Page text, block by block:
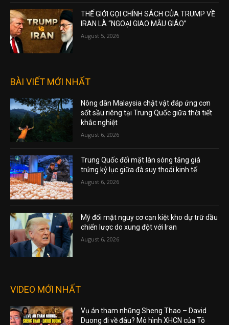
THẾ GIỚI GỌI CHÍNH SÁCH CỦA TRUMP VỀ
IRAN LÀ “NGOẠI GIAO MẪU GIÁO”
August 5, 2026
BÀI VIẾT MỚI NHẤT
Nông dân Malaysia chật vật đáp ứng cơn
sốt sầu riêng tại Trung Quốc giữa thời tiết
khắc nghiệt
August 6, 2026
Trung Quốc đối mặt làn sóng tăng giá
trứng kỷ lục giữa đà suy thoái kinh tế
August 6, 2026
Mỹ đối mặt nguy cơ cạn kiệt kho dự trữ dầu
chiến lược do xung đột với Iran
August 6, 2026
VIDEO MỚI NHẤT
Vụ án tham nhũng Sheng Thao – David
Duong đi về đâu? Mô hình XHCN của Tô